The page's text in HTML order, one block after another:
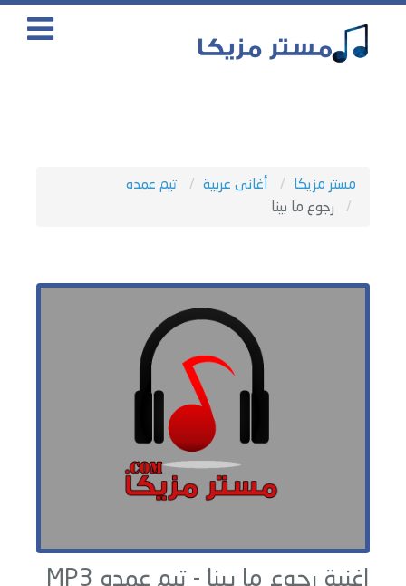
مستر مزيكا أغانى عربية
تيم عمده
رجوع ما بينا
اغنية رجوع ما بينا - تيم عمده MP3